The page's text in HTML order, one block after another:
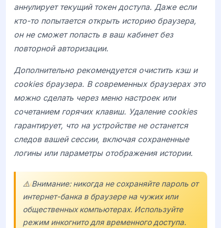
аннулирует текущий токен доступа. Даже если
кто-то попытается открыть историю браузера,
он не сможет попасть в ваш кабинет без
повторной авторизации.
Дополнительно рекомендуется очистить кэш и
cookies браузера. В современных браузерах это
можно сделать через меню настроек или
сочетанием горячих клавиш. Удаление cookies
гарантирует, что на устройстве не останется
следов вашей сессии, включая сохраненные
логины или параметры отображения истории.
⚠️ Внимание: никогда не сохраняйте пароль от
интернет-банка в браузере на чужих или
общественных компьютерах. Используйте
режим инкогнито для временного доступа.